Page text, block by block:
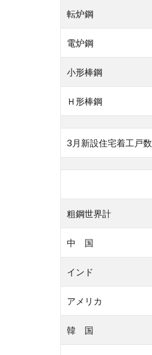
転炉鋼
電炉鋼
小形棒鋼
Ｈ形棒鋼
3月新設住宅着工戸数
粗鋼世界計
中 国
インド
アメリカ
韓 国